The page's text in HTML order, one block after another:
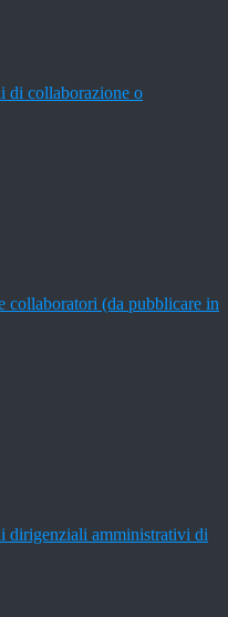
di collaborazione o
collaboratori (da pubblicare in
dirigenziali amministrativi di